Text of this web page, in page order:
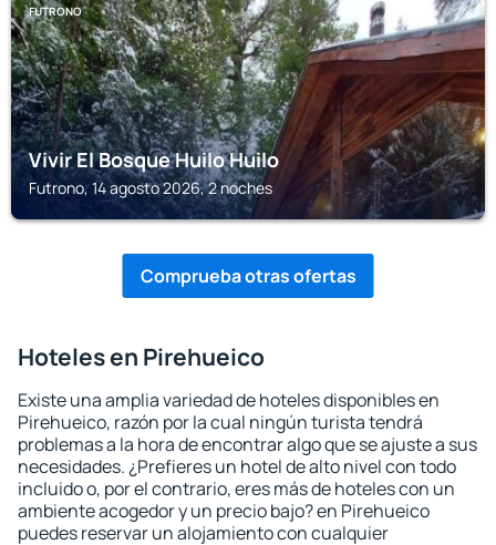
FUTRONO
Vivir El Bosque Huilo Huilo
Futrono, 14 agosto 2026, 2 noches
Comprueba otras ofertas
Hoteles en Pirehueico
Existe una amplia variedad de hoteles disponibles en
Pirehueico, razón por la cual ningún turista tendrá
problemas a la hora de encontrar algo que se ajuste a sus
necesidades. ¿Prefieres un hotel de alto nivel con todo
incluido o, por el contrario, eres más de hoteles con un
ambiente acogedor y un precio bajo? en Pirehueico
puedes reservar un alojamiento con cualquier